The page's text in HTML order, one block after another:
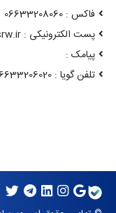
فاکس : 06633208060
پست الکترونیکی : lsrw[at]lsrw.ir
پیامک :
تلفن گویا : 06633206020